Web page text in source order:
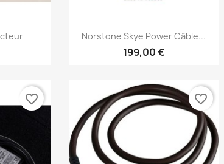
Aperçu rapide
Norstone Skye Power Câble...
199,00 €
favorite_border favorite_border